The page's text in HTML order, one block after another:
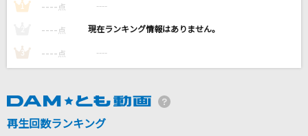
[生音]アポロ
ポルノグラフィティ
君はソナチネ
meiyo
1 ---- 点 ----
---- 点 ----
3 ---- 点 ----
再生回数ランキング